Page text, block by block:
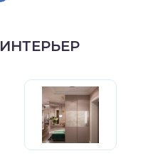
ИНТЕРЬЕР